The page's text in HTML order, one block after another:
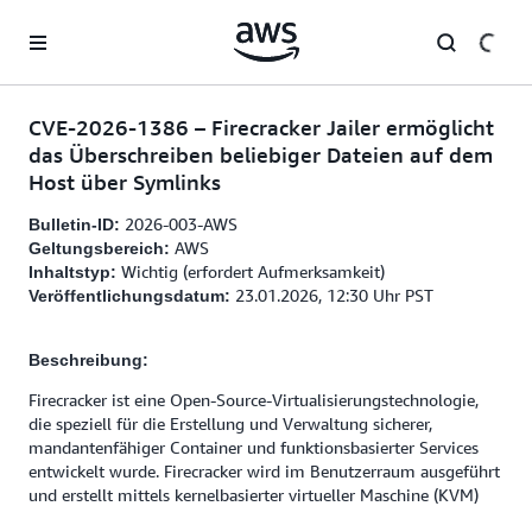
Überspringen zum Hauptinhalt
CVE-2026-1386 – Firecracker Jailer ermöglicht
das Überschreiben beliebiger Dateien auf dem
Host über Symlinks
Bulletin-ID: 2026-003-AWS
Geltungsbereich: AWS
Inhaltstyp: Wichtig (erfordert Aufmerksamkeit)
Veröffentlichungsdatum: 23.01.2026, 12:30 Uhr PST
Beschreibung:
Firecracker ist eine Open-Source-Virtualisierungstechnologie,
die speziell für die Erstellung und Verwaltung sicherer,
mandantenfähiger Container und funktionsbasierter Services
entwickelt wurde. Firecracker wird im Benutzerraum ausgeführt
und erstellt mittels kernelbasierter virtueller Maschine (KVM)